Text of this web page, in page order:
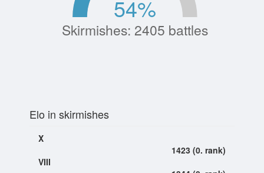
Skirmishes: 2405 battles
54%
Elo in skirmishes
X
1423 (0. rank)
VIII